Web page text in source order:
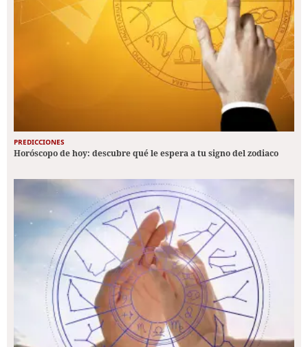
PREDICCIONES
Horóscopo de hoy: descubre qué le espera a tu signo del zodiaco